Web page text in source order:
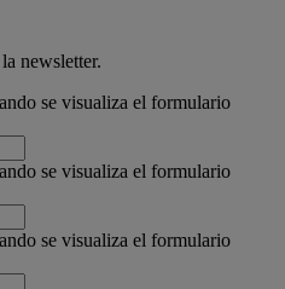
newsletter.
se visualiza el formulario
se visualiza el formulario
se visualiza el formulario